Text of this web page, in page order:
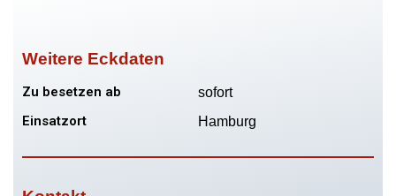
Weitere Eckdaten
Zu besetzen ab sofort
Einsatzort Hamburg